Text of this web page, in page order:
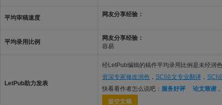
平均审稿速度 网友分享经验：
平均录用比例
网友分享经验：
容易
LetPub助力发表
经LetPub编辑的稿件平均录用比例是未经润
资深专家修改润色 ， SCI论文专业翻译 ， SCI
快看看作者怎么说吧： 服务好评 论文致谢
提交文稿